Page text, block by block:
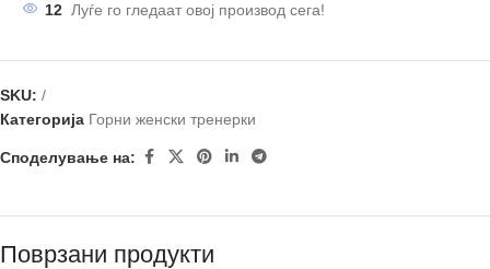
12 Луѓе го гледаат овој производ сега!
SKU: /
Категорија Горни женски тренерки
Споделување на:
Поврзани продукти